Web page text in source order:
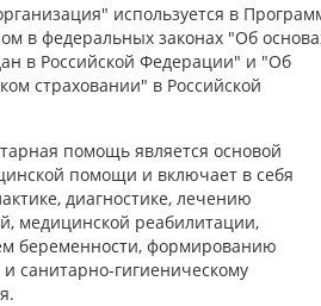
используется в
в федеральных законах "Об
в Российской Федерации" и "Об
страховании" в Российской
помощь является основой
помощи и включает в себя
диагностике, лечению
медицинской реабилитации,
беременности, формированию
санитарно-гигиеническому